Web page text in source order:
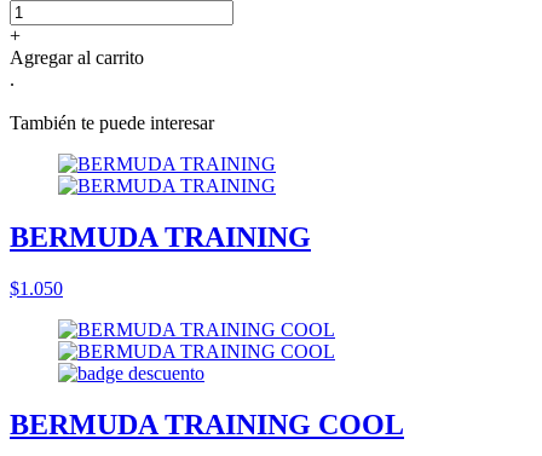
+
Agregar al carrito
.
También te puede interesar
BERMUDA TRAINING
$1.050
BERMUDA TRAINING COOL